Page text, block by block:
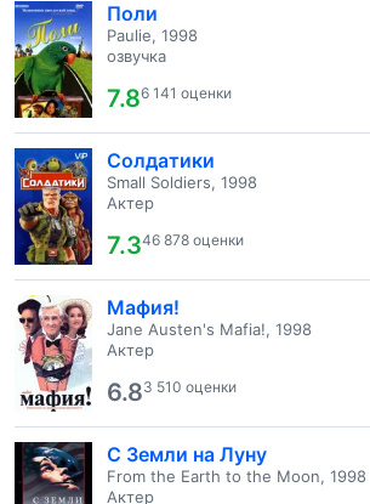
Поли
Paulie, 1998
озвучка
7.86 141 оценки
Солдатики
Small Soldiers, 1998
Актер
7.346 878 оценки
Мафия!
Jane Austen's Mafia!, 1998
Актер
6.83 510 оценки
С Земли на Луну
From the Earth to the Moon, 1998
Актер